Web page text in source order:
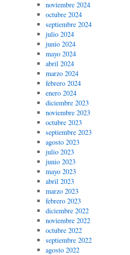
noviembre 2024
octubre 2024
septiembre 2024
julio 2024
junio 2024
mayo 2024
abril 2024
marzo 2024
febrero 2024
enero 2024
diciembre 2023
noviembre 2023
octubre 2023
septiembre 2023
agosto 2023
julio 2023
junio 2023
mayo 2023
abril 2023
marzo 2023
febrero 2023
diciembre 2022
noviembre 2022
octubre 2022
septiembre 2022
agosto 2022